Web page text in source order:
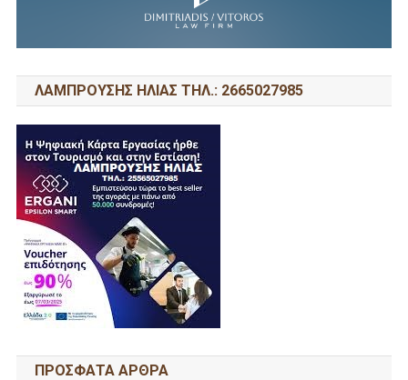
ΛΑΜΠΡΟΥΣΗΣ ΗΛΙΑΣ ΤΗΛ.: 2665027985
ΠΡΌΣΦΑΤΑ ΆΡΘΡΑ